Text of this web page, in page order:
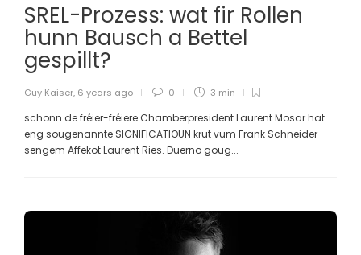
SREL-Prozess: wat fir Rollen
hunn Bausch a Bettel
gespillt?
Guy Kaiser, 6 years ago 0 3 min
schonn de fréier-fréiere Chamberpresident Laurent Mosar hat
eng sougenannte SIGNIFICATIOUN krut vum Frank Schneider
sengem Affekot Laurent Ries. Duerno goug...